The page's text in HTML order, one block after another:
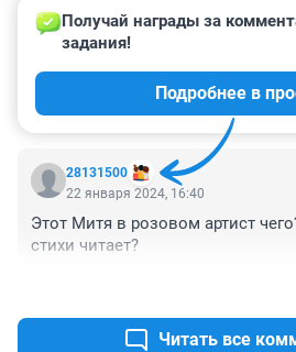
Гость
28131500
Получай награды за
задания!
Подробнее в
22 января 2024, 16:40
Этот Митя в розовом артист
стихи читает?
Читать все